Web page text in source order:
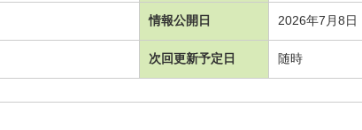
情報公開日 2026年7月8日
次回更新予定日 随時